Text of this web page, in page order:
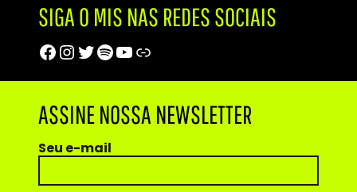
SIGA O MIS NAS REDES SOCIAIS
Facebook
Instagram
Twitter
Spotify
Youtube
Trip Advisor
ASSINE NOSSA NEWSLETTER
Seu e-mail